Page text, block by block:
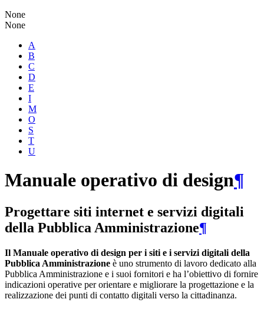
None
None
A
B
C
D
E
I
M
O
S
T
U
Manuale operativo di design¶
Progettare siti internet e servizi digitali
della Pubblica Amministrazione¶
Il Manuale operativo di design per i siti e i servizi digitali della
Pubblica Amministrazione è uno strumento di lavoro dedicato alla
Pubblica Amministrazione e i suoi fornitori e ha l’obiettivo di fornire
indicazioni operative per orientare e migliorare la progettazione e la
realizzazione dei punti di contatto digitali verso la cittadinanza.